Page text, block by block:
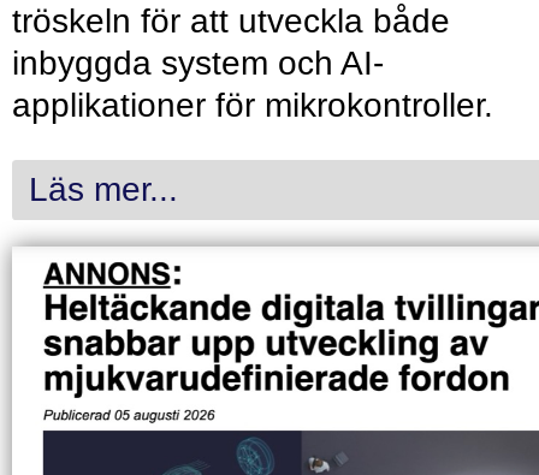
tröskeln för att utveckla både
inbyggda system och AI-
applikationer för mikrokontroller.
Läs mer...